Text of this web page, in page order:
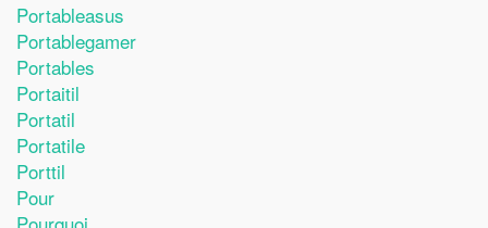
Portableasus
Portablegamer
Portables
Portaitil
Portatil
Portatile
Porttil
Pour